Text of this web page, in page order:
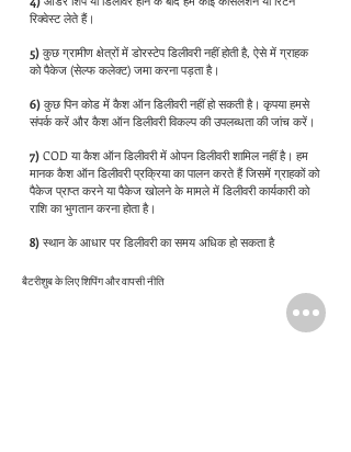
रिक्वेस्ट लेते हैं।
5) कुछ ग्रामीण क्षेत्रों में डोरस्टेप डिलीवरी नहीं होती है, ऐसे में ग्राहक
को पैकेज (सेल्फ कलेक्ट) जमा करना पड़ता है।
6) कुछ पिन कोड में कैश ऑन डिलीवरी नहीं हो सकती है। कृपया हमसे
संपर्क करें और कैश ऑन डिलीवरी विकल्प की उपलब्धता की जांच करें।
7) COD या कैश ऑन डिलीवरी में ओपन डिलीवरी शामिल नहीं है। हम
मानक कैश ऑन डिलीवरी प्रक्रिया का पालन करते हैं जिसमें ग्राहकों को
पैकेज प्राप्त करने या पैकेज खोलने के मामले में डिलीवरी कार्यकारी को
राशि का भुगतान करना होता है।
8) स्थान के आधार पर डिलीवरी का समय अधिक हो सकता है
बैटरीशुब के लिए शिपिंग और वापसी नीति